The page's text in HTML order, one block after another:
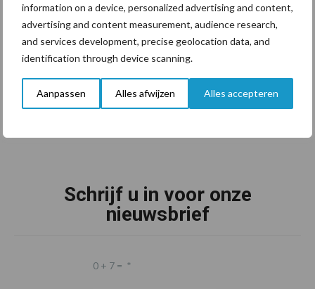
information on a device, personalized advertising and content,
advertising and content measurement, audience research,
and services development, precise geolocation data, and
identification through device scanning.
Aanpassen Alles afwijzen Alles accepteren
Footer Onze brandpartners
Schrijf u in voor onze
nieuwsbrief
0 + 7 = *